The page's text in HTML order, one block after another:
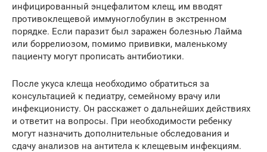
инфицированный энцефалитом клещ, им вводят
противоклещевой иммуноглобулин в экстренном
порядке. Если паразит был заражен болезнью Лайма
или боррелиозом, помимо прививки, маленькому
пациенту могут прописать антибиотики.
После укуса клеща необходимо обратиться за
консультацией к педиатру, семейному врачу или
инфекционисту. Он расскажет о дальнейших действиях
и ответит на вопросы. При необходимости ребенку
могут назначить дополнительные обследования и
сдачу анализов на антитела к клещевым инфекциям.